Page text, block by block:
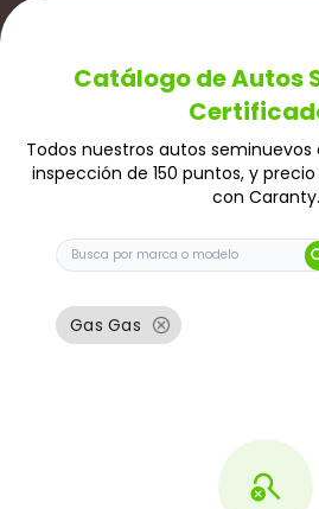
Catálogo de Autos
Todos nuestros autos
inspección de 150 puntos, y
con Caranty.
Buscar auto por marca o
Gas Gas cancel
search_off